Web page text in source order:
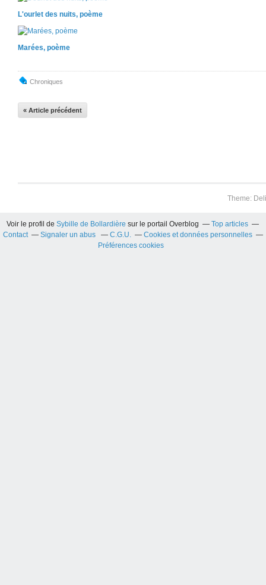
L'ourlet des nuits, poème
Marées, poème
Chroniques
« Article précédent
Theme:
Voir le profil deSybille de Bollardière sur le portail Overblog
Top articles
Contact
Signaler un abus C.G.U.
Cookies et données personnelles
Préférences cookies